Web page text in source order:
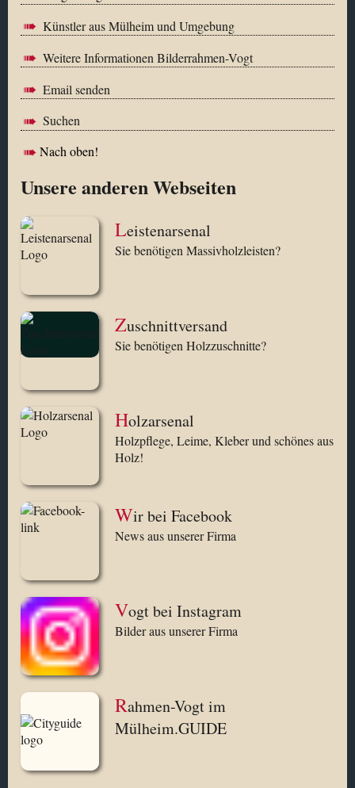
Künstler aus Mülheim und Umgebung
Weitere Informationen Bilderrahmen-Vogt
Email senden
Suchen
Nach oben!
Unsere anderen Webseiten
Leistenarsenal
Sie benötigen Massivholzleisten?
Zuschnittversand
Sie benötigen Holzzuschnitte?
Holzarsenal
Holzpflege, Leime, Kleber und schönes aus
Holz!
Wir bei Facebook
News aus unserer Firma
Vogt bei Instagram
Bilder aus unserer Firma
Rahmen-Vogt im
Mülheim.GUIDE